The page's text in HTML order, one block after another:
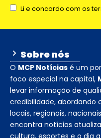
Li e concordo com os
Sobre nós
O MCP Notícias é um
foco especial na capital,
levar informação de
credibilidade, abordando
locais, regionais,
encontra notícias
cultura, esportes e o dia